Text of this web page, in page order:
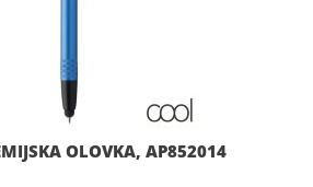
OLOVKA, AP852014